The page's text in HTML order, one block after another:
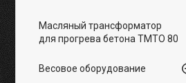
Масляный трансформатор
для прогрева бетона ТМТО 80
Весовое оборудование